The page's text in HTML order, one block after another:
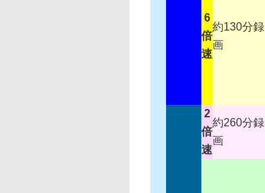
6
倍
速
約130分録
画
2
倍
速
約260分録
画